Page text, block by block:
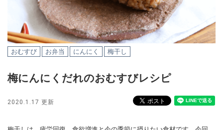
おむすび お弁当 にんにく 梅干し
梅にんにくだれのおむすびレシピ
2020.1.17 更新